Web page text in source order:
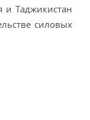
и Таджикистан
силовых